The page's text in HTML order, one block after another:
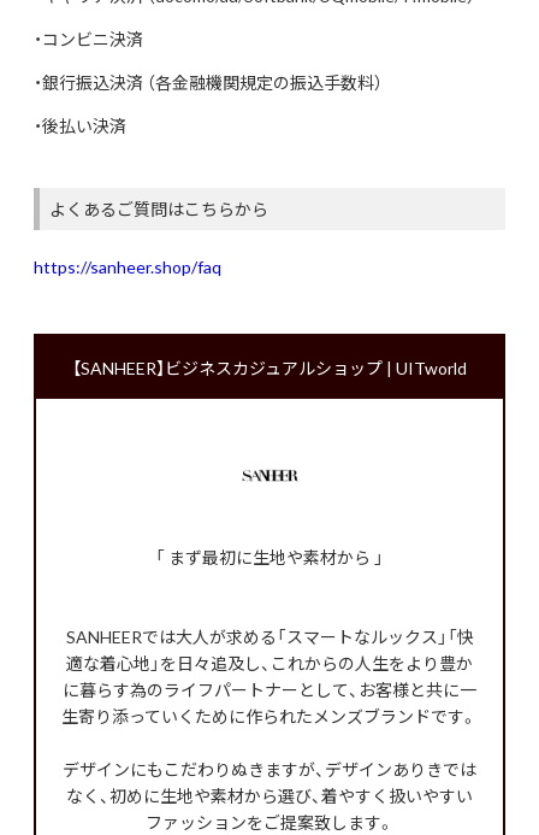
・コンビニ決済
・銀行振込決済 （各金融機関規定の振込手数料）
・後払い決済
よくあるご質問はこちらから
https://sanheer.shop/faq
【SANHEER】ビジネスカジュアルショップ | UITworld
「 まず最初に生地や素材から 」
SANHEERでは大人が求める「スマートなルックス」「快
適な着心地」を日々追及し、これからの人生をより豊か
に暮らす為のライフパートナーとして、お客様と共に一
生寄り添っていくために作られたメンズブランドです。
デザインにもこだわりぬきますが、デザインありきでは
なく、初めに生地や素材から選び、着やすく扱いやすい
ファッションをご提案致します。